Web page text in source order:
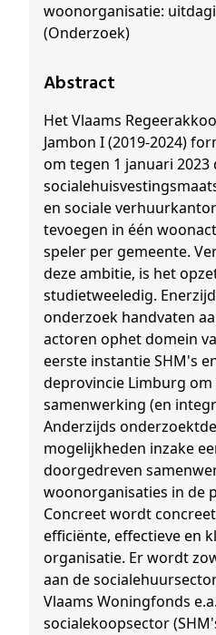
woonorganisatie:
(Onderzoek)
Abstract
Het Vlaams
Jambon I (2019-2024)
om tegen 1 januari 2023
en sociale
tevoegen in één
speler per gemeente.
deze ambitie, is het
studietweeledig.
onderzoek handvaten
actoren ophet domein
eerste instantie SHM's
deprovincie Limburg
samenwerking (en
Anderzijds
mogelijkheden inzake
doorgedreven
woonorganisaties in de
Concreet wordt
efficiënte, effectieve en
organisatie. Er wordt
aan de
Vlaams Woningfonds
socialekoopsector